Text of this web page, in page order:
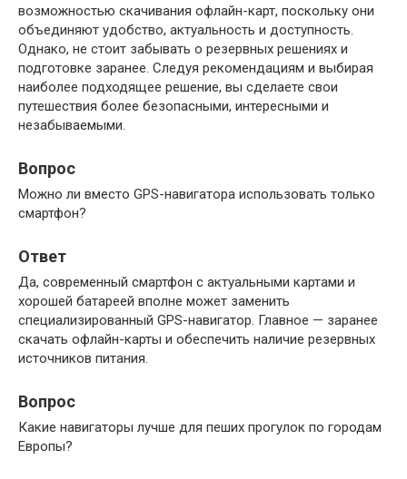
возможностью скачивания офлайн-карт, поскольку они
объединяют удобство, актуальность и доступность.
Однако, не стоит забывать о резервных решениях и
подготовке заранее. Следуя рекомендациям и выбирая
наиболее подходящее решение, вы сделаете свои
путешествия более безопасными, интересными и
незабываемыми.
Вопрос
Можно ли вместо GPS-навигатора использовать только
смартфон?
Ответ
Да, современный смартфон с актуальными картами и
хорошей батареей вполне может заменить
специализированный GPS-навигатор. Главное — заранее
скачать офлайн-карты и обеспечить наличие резервных
источников питания.
Вопрос
Какие навигаторы лучше для пеших прогулок по городам
Европы?